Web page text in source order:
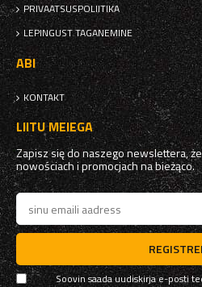
PRIVAATSUSPOLIITIKA
LEPINGUST TAGANEMINE
ABI
KONTAKT
LIITU MEIEGA
Zapisz się do naszego newslettera,
nowościach i promocjach na bieżąco.
Soovin saada uudiskirja e-posti